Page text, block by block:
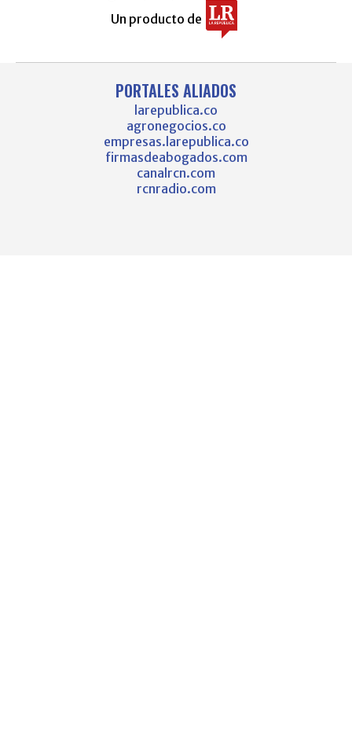
Un producto de
PORTALES ALIADOS
larepublica.co
agronegocios.co
empresas.larepublica.co
firmasdeabogados.com
canalrcn.com
rcnradio.com